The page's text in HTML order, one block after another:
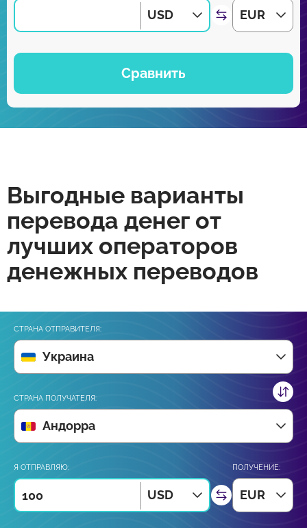
USD EUR
Сравнить
Выгодные варианты
перевода денег от
лучших операторов
денежных переводов
СТРАНА ОТПРАВИТЕЛЯ:
Украина
СТРАНА ПОЛУЧАТЕЛЯ:
Андорра
Я ОТПРАВЛЯЮ:
USD
ПОЛУЧЕНИЕ:
EUR